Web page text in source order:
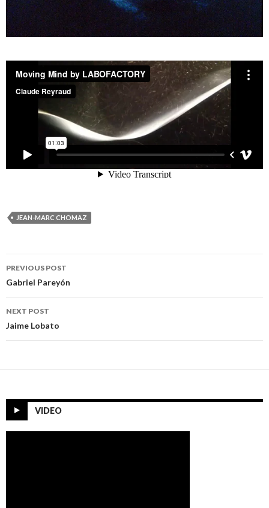
JEAN-MARC CHOMAZ
Post
navigation
PREVIOUS POST
Gabriel Pareyón
NEXT POST
Jaime Lobato
VIDEO